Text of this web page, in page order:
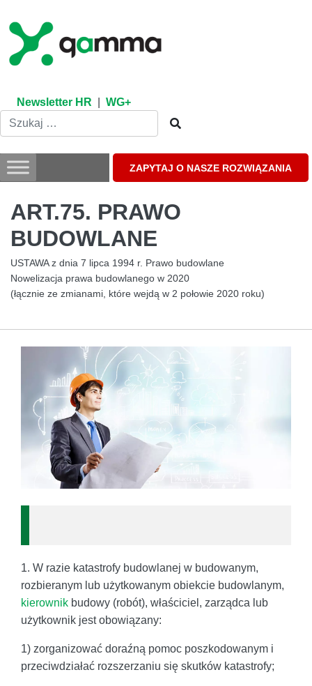
content
Newsletter HR WG+
ZAPYTAJ O NASZE ROZWIĄZANIA
ART.75. PRAWO
BUDOWLANE
USTAWA z dnia 7 lipca 1994 r. Prawo budowlane
Nowelizacja prawa budowlanego w 2020
(łącznie ze zmianami, które wejdą w 2 połowie 2020 roku)
1. W razie katastrofy budowlanej w budowanym,
rozbieranym lub użytkowanym obiekcie budowlanym,
kierownik budowy (robót), właściciel, zarządca lub
użytkownik jest obowiązany:
1) zorganizować doraźną pomoc poszkodowanym i
przeciwdziałać rozszerzaniu się skutków katastrofy;